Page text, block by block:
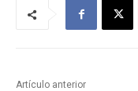
Artículo anterior